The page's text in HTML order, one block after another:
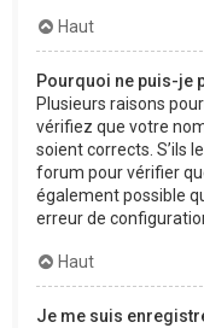
Haut
Pourquoi ne puis-je
Plusieurs raisons
vérifiez que votre
soient corrects. S’ils
forum pour vérifier
également possible
erreur de
Haut
Je me suis